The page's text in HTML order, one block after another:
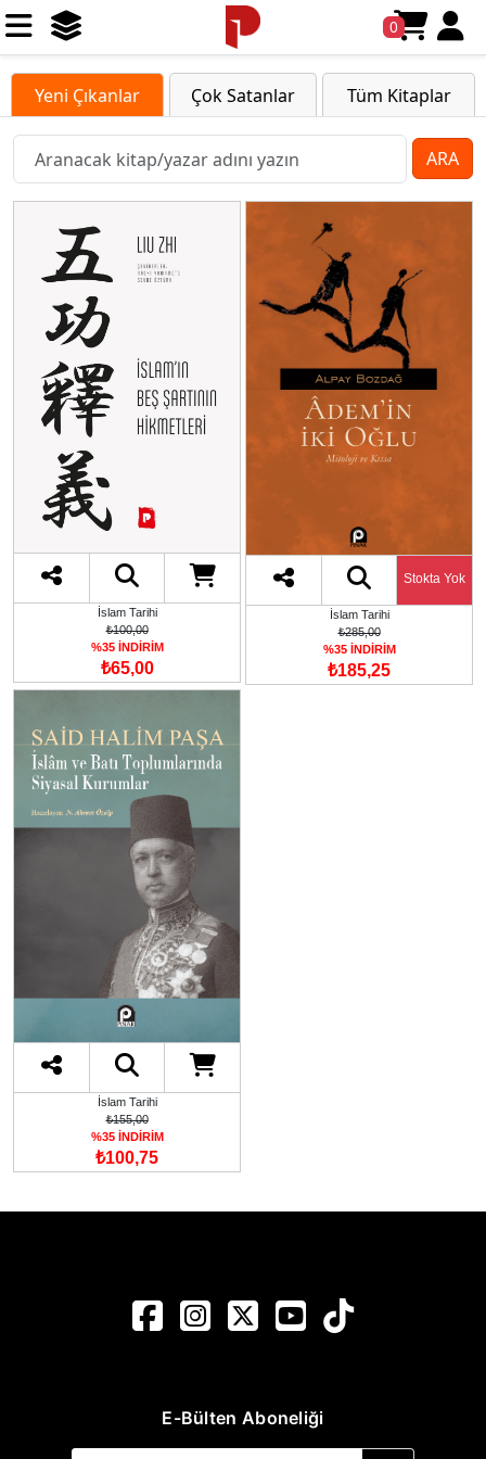
0
Yeni Çıkanlar Çok Satanlar Tüm Kitaplar
ARA
İslam Tarihi
₺100,00
%35 İNDİRİM
₺65,00
Stokta Yok
İslam Tarihi
₺285,00
%35 İNDİRİM
₺185,25
İslam Tarihi
₺155,00
%35 İNDİRİM
₺100,75
E-Bülten Aboneliği